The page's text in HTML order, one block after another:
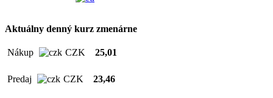
Aktuálny denný kurz zmenárne
Nákup CZK 25,01
Predaj CZK 23,46